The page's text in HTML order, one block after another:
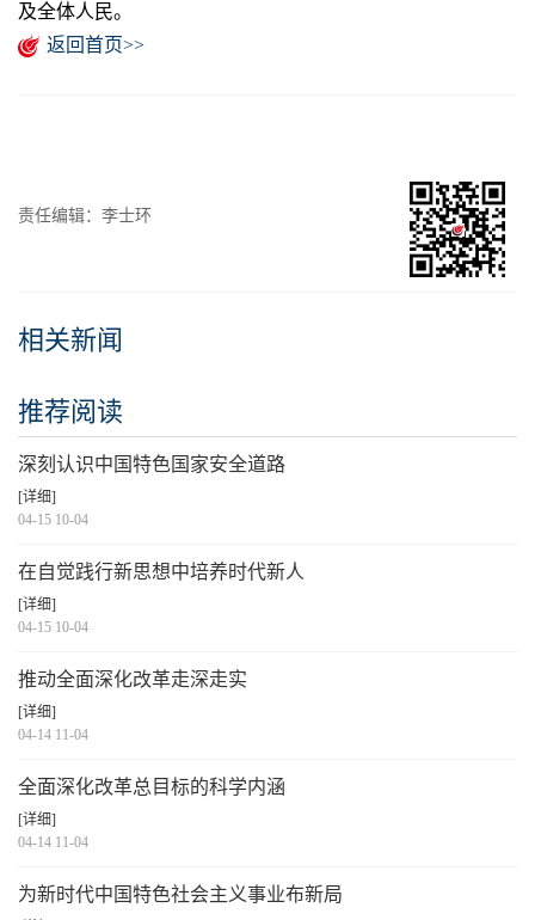
及全体人民。
返回首页>>
责任编辑：李士环
相关新闻
推荐阅读
深刻认识中国特色国家安全道路
[详细]
04-15 10-04
在自觉践行新思想中培养时代新人
[详细]
04-15 10-04
推动全面深化改革走深走实
[详细]
04-14 11-04
全面深化改革总目标的科学内涵
[详细]
04-14 11-04
为新时代中国特色社会主义事业布新局